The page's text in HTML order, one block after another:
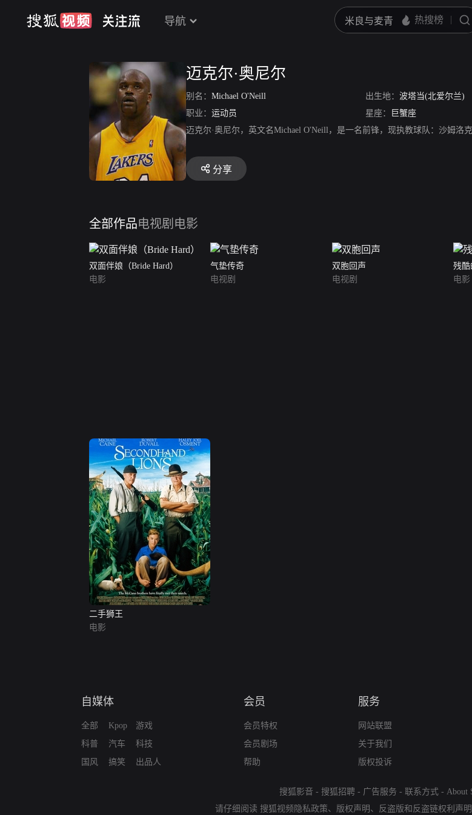
导航
迈克尔·奥尼尔
别名： Michael O'Neill 出生地： 波塔当(北爱尔兰)
职业： 运动员 星座： 巨蟹座
迈克尔·奥尼尔，英文名Michael O'Neill，是一名前锋，现执教球队：沙姆洛
分享
全部作品电视剧 电影
双面伴娘（Bride Hard）
电影
气垫传奇
电视剧
双胞回声
电视剧
残酷
电影
二手狮王
电影
自媒体
全部
科普
国风
Kpop
汽车
搞笑
游戏
科技
出品人
会员
会员特权
会员剧场
帮助
服务
网站联盟
关于我们
版权投诉
搜狐影音 - 搜狐招聘 - 广告服务 - 联系方式 - About
请仔细阅读 搜狐视频隐私政策、 版权声明 、 反盗版和反盗链权利声明